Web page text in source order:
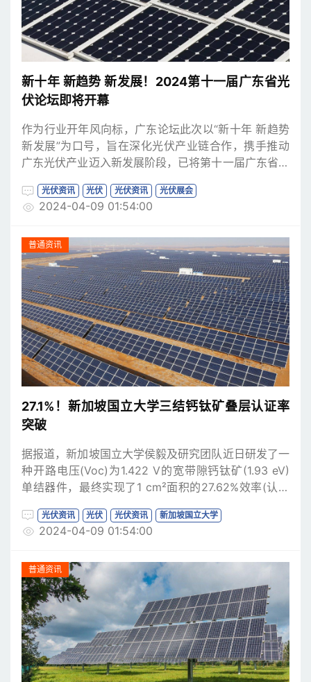
新十年 新趋势 新发展！2024第十一届广东省光
伏论坛即将开幕
作为行业开年风向标，广东论坛此次以“新十年 新趋势
新发展”为口号，旨在深化光伏产业链合作，携手推动
广东光伏产业迈入新发展阶段，已将第十一届广东省光
光伏资讯 光伏 光伏资讯 光伏展会
2024-04-09 01:54:00
普通资讯
27.1%！新加坡国立大学三结钙钛矿叠层认证率
突破
据报道，新加坡国立大学侯毅及研究团队近日研发了一
种开路电压(Voc)为1.422 V的宽带隙钙钛矿(1.93 eV)
单结器件，最终实现了1 cm²面积的27.62%效率(认证
极限和最大功率点跟踪下能稳定超过300小时。
光伏资讯 光伏 光伏资讯 新加坡国立大学
2024-04-09 01:54:00
普通资讯